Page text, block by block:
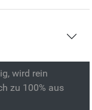
wird rein
zu 100% aus